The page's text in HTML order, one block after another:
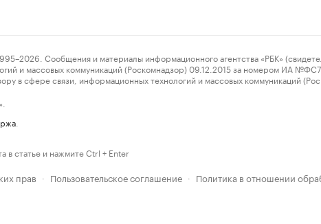
Сообщения и материалы информационного агентства «РБК»
и массовых коммуникаций (Роскомнадзор) 09.12.2015 за номером ИА
в сфере связи, информационных технологий и массовых коммуникаций
в статье и нажмите Ctrl + Enter
прав · Пользовательское соглашение · Политика в отношении